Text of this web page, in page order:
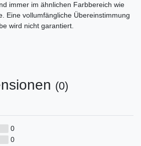
immer im ähnlichen Farbbereich wie
Eine vollumfängliche Übereinstimmung
wird nicht garantiert.
(0)
0
0